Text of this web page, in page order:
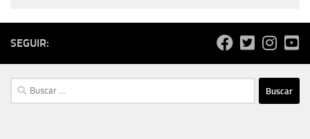
SEGUIR:
Buscar: